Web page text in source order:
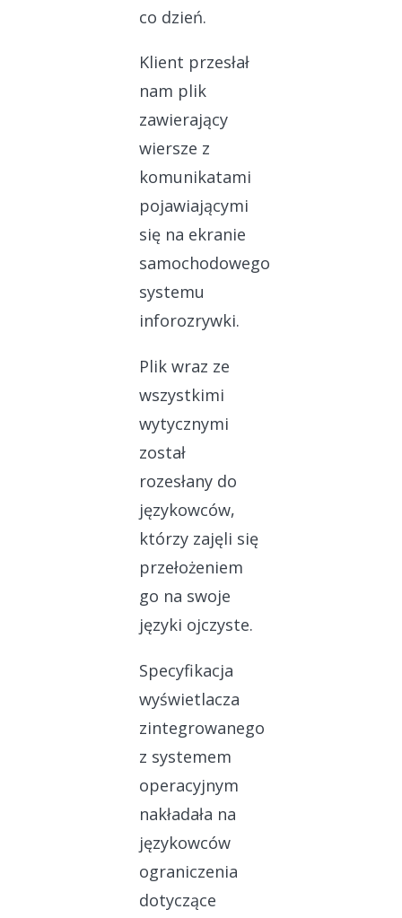
co dzień.
Klient przesłał
nam plik
zawierający
wiersze z
komunikatami
pojawiającymi
się na ekranie
samochodowego
systemu
inforozrywki.
Plik wraz ze
wszystkimi
wytycznymi
został
rozesłany do
językowców,
którzy zajęli się
przełożeniem
go na swoje
języki ojczyste.
Specyfikacja
wyświetlacza
zintegrowanego
z systemem
operacyjnym
nakładała na
językowców
ograniczenia
dotyczące